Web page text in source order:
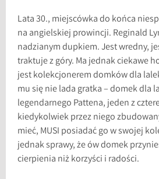
Lata 30., miejscówka do końca
na angielskiej prowincji. Reginald
nadzianym dupkiem. Jest wredny,
traktuje z góry. Ma jednak ciekawe
jest kolekcjonerem domków dla
mu się nie lada gratka – domek dla
legendarnego Pattena, jeden z
kiedykolwiek przez niego
mieć, MUSI posiadać go w swojej
jednak sprawy, że ów domek
cierpienia niż korzyści i radości.